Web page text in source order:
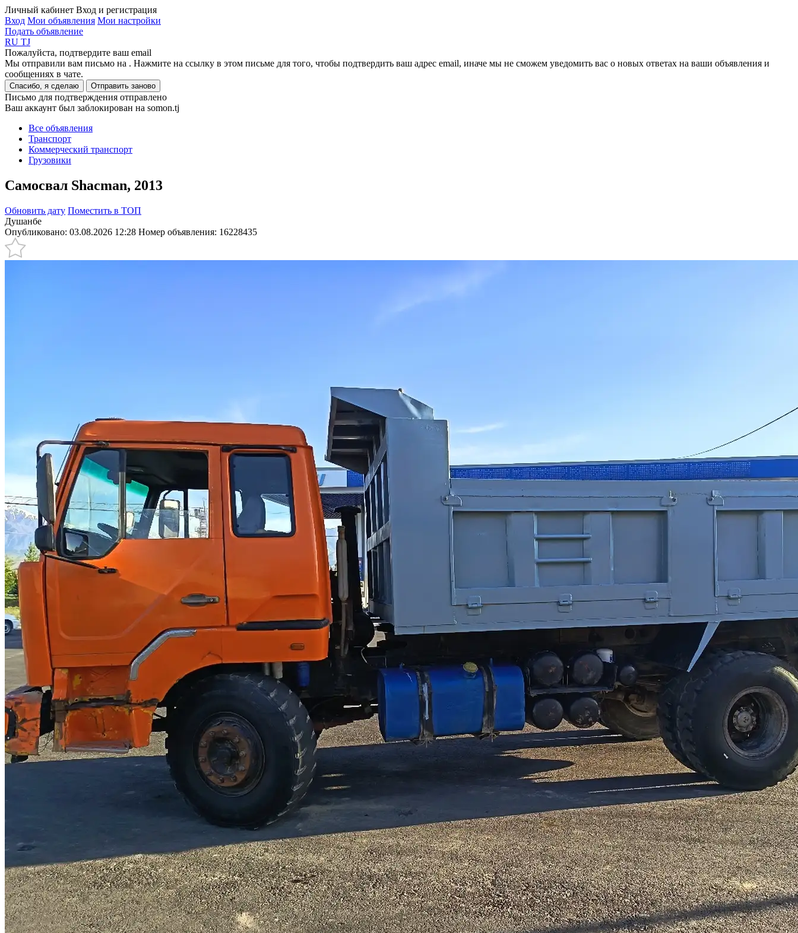
Личный кабинет Вход и регистрация
Вход Мои объявления Мои настройки
Подать объявление
RU TJ
Пожалуйста, подтвердите ваш email
Мы отправили вам письмо на . Нажмите на ссылку в этом письме для того, чтобы подтвердить ваш адрес email, иначе мы не сможем уведомить вас о новых ответах на ваши объявления и
сообщениях в чате.
Спасибо, я сделаю Отправить заново
Письмо для подтверждения отправлено
Ваш аккаунт был заблокирован на somon.tj
Все объявления
Транспорт
Коммерческий транспорт
Грузовики
Самосвал Shacman, 2013
Обновить дату Поместить в ТОП
Душанбе
Опубликовано: 03.08.2026 12:28 Номер объявления: 16228435